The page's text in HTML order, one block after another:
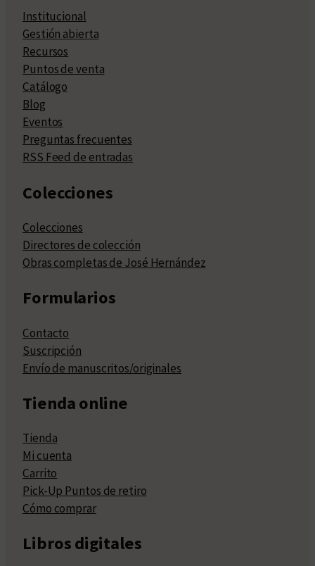
Institucional
Gestión abierta
Recursos
Puntos de venta
Catálogo
Blog
Eventos
Preguntas frecuentes
RSS Feed de entradas
Colecciones
Colecciones
Directores de colección
Obras completas de José Hernández
Formularios
Contacto
Suscripción
Envío de manuscritos/originales
Tienda online
Tienda
Mi cuenta
Carrito
Pick-Up Puntos de retiro
Cómo comprar
Libros digitales